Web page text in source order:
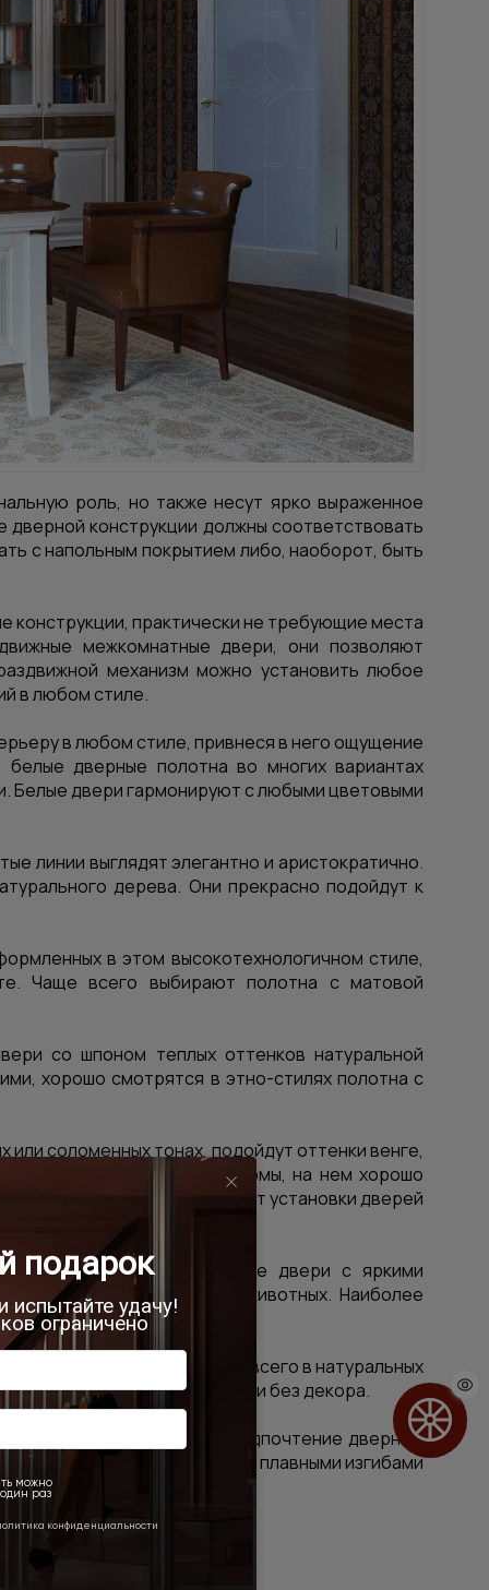
роль, но также несут ярко выраженное
конструкции должны соответствовать
с напольным покрытием либо, наоборот, быть
конструкции, практически не требующие места
межкомнатные двери, они позволяют
механизм можно установить любое
в любом стиле.
в любом стиле, привнеся в него ощущение
дверные полотна во многих вариантах
Белые двери гармонируют с любыми цветовыми
линии выглядят элегантно и аристократично.
дерева. Они прекрасно подойдут к
в этом высокотехнологичном стиле,
Чаще всего выбирают полотна с матовой
со шпоном теплых оттенков натуральной
хорошо смотрятся в этно-стилях полотна с
соломенных тонах, подойдут оттенки венге,
правильные формы, на нем хорошо
скандинавский стиль требует установки дверей
интерьера,
выбирайте двери с яркими
изображениями птиц и животных. Наиболее
состаренности, лучше всего в натуральных
же они есть, то практически без декора.
следует отдать предпочтение дверным
дерева. Подойдут двери с плавными изгибами